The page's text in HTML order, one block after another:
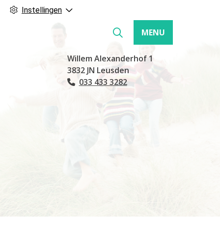
Instellingen
Hoofdmenu
MENU
Willem Alexanderhof 1
3832 JN Leusden
Tel:
033 433 3282